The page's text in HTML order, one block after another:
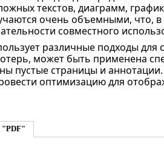
текстов, диаграмм,
очень объемными, что, в
совместного
различные подходы
может быть применена
пустые страницы и
оптимизацию для
"PDF"